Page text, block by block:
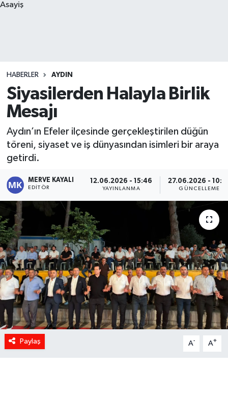
Asayiş
HABERLER AYDIN
Siyasilerden Halayla Birlik
Mesajı
Aydın’ın Efeler ilçesinde gerçekleştirilen düğün
töreni, siyaset ve iş dünyasından isimleri bir araya
getirdi.
MERVE KAYALI
EDITÖR
12.06.2026 - 15:46
YAYINLANMA
27.06.2026 -
GÜNCELLEME
Paylaş A- A+